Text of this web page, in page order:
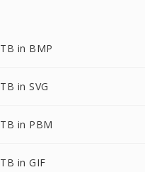
in BMP
in SVG
in PBM
in GIF